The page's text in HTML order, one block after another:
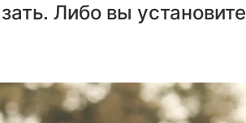
Либо вы установите